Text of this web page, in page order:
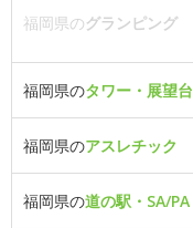
福岡県のグランピング
福岡県のタワー・展望台
福岡県のアスレチック
福岡県の道の駅・SA/PA